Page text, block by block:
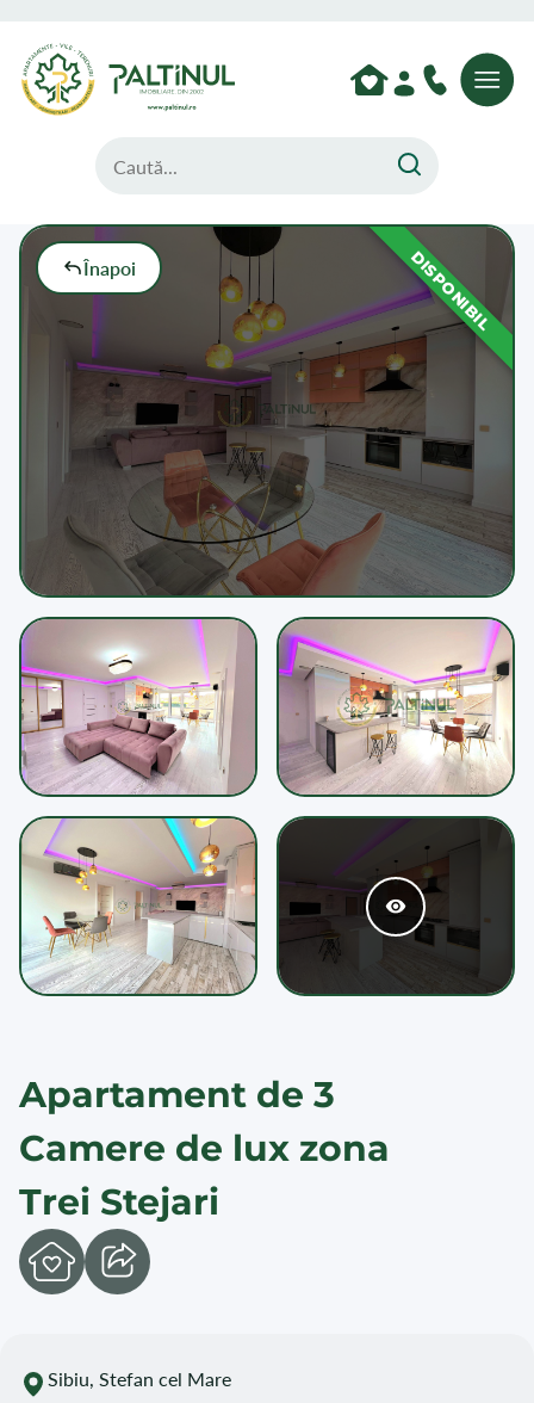
Înapoi DISPONIBIL
Apartament de 3
Camere de lux zona
Trei Stejari
Sibiu, Stefan cel Mare